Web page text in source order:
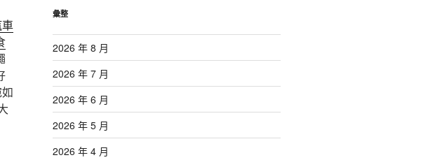
彙整
2026 年 8 月
2026 年 7 月
2026 年 6 月
2026 年 5 月
2026 年 4 月